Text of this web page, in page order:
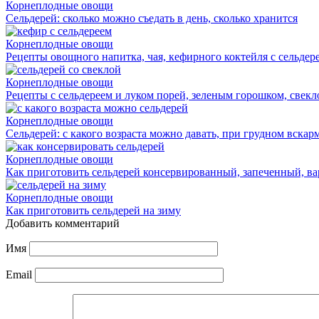
Корнеплодные овощи
Сельдерей: сколько можно съедать в день, сколько хранится
Корнеплодные овощи
Рецепты овощного напитка, чая, кефирного коктейля с
Корнеплодные овощи
Рецепты с сельдереем и луком порей, зеленым горошком,
Корнеплодные овощи
Сельдерей: с какого возраста можно давать, при грудном
Корнеплодные овощи
Как приготовить сельдерей консервированный, запеченный,
Корнеплодные овощи
Как приготовить сельдерей на зиму
Добавить комментарий
Имя
Email